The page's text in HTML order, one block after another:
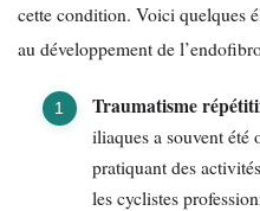
cette condition. Voici quelques
au développement de
Traumatisme
iliaques a souvent été
pratiquant des
les cyclistes